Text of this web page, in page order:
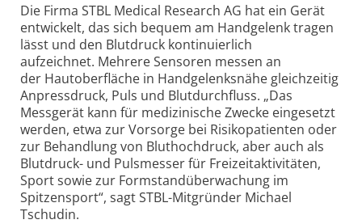
Die Firma STBL Medical Research AG hat ein Gerät
entwickelt, das sich bequem am Handgelenk tragen
lässt und den Blutdruck kontinuierlich
aufzeichnet. Mehrere Sensoren messen an
der Hautoberfläche in Handgelenksnähe gleichzeitig
Anpressdruck, Puls und Blutdurchfluss. „Das
Messgerät kann für medizinische Zwecke eingesetzt
werden, etwa zur Vorsorge bei Risikopatienten oder
zur Behandlung von Bluthochdruck, aber auch als
Blutdruck- und Pulsmesser für Freizeitaktivitäten,
Sport sowie zur Formstandüberwachung im
Spitzensport“, sagt STBL-Mitgründer Michael
Tschudin.